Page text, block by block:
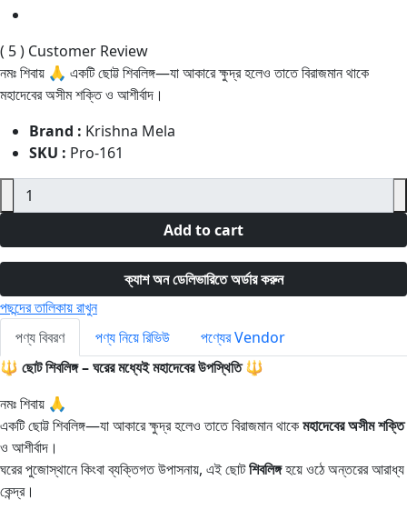
( 5 ) Customer Review
নমঃ শিবায় 🙏 একটি ছোট্ট শিবলিঙ্গ—যা আকারে ক্ষুদ্র হলেও তাতে বিরাজমান থাকে
মহাদেবের অসীম শক্তি ও আশীর্বাদ।
Brand : Krishna Mela
SKU : Pro-161
Add to cart
ক্যাশ অন ডেলিভারিতে অর্ডার করুন
পছন্দের তালিকায় রাখুন
পণ্য বিবরণ
পণ্য নিয়ে রিভিউ
পণ্যের Vendor
🔱 ছোট শিবলিঙ্গ – ঘরের মধ্যেই মহাদেবের উপস্থিতি🔱
নমঃ শিবায় 🙏
একটি ছোট্ট শিবলিঙ্গ—যা আকারে ক্ষুদ্র হলেও তাতে বিরাজমান থাকেমহাদেবের অসীম শক্তি
ও আশীর্বাদ।
ঘরের পুজোস্থানে কিংবা ব্যক্তিগত উপাসনায়, এই ছোটশিবলিঙ্গহয়ে ওঠে অন্তরের আরাধ্য
কেন্দ্র।